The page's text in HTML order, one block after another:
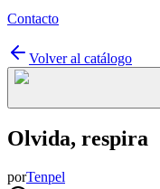
Contacto
Volver al catálogo
Olvida, respira
porTenpel